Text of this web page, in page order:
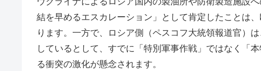
結を早めるエスカレーション」として肯定したことは
ります。一方で、ロシア側（ペスコフ大統領報道官）
しているとして、すでに「特別軍事作戦」ではなく「
る衝突の激化が懸念されます。